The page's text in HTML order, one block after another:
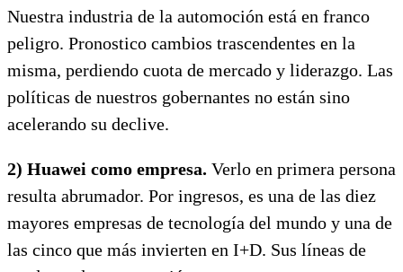
Nuestra industria de la automoción está en franco
peligro. Pronostico cambios trascendentes en la
misma, perdiendo cuota de mercado y liderazgo. Las
políticas de nuestros gobernantes no están sino
acelerando su declive.
2) Huawei como empresa. Verlo en primera persona
resulta abrumador. Por ingresos, es una de las diez
mayores empresas de tecnología del mundo y una de
las cinco que más invierten en I+D. Sus líneas de